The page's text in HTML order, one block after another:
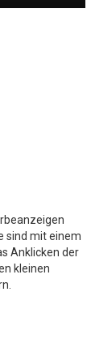
sind mit einem
Anklicken der
kleinen